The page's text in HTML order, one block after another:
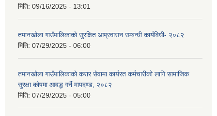
मिति: 09/16/2025 - 13:01
तमानखोला गाउँपालिकाको सुरक्षित आप्रवासन सम्बन्धी कार्यविधी- २०८२
मिति: 07/29/2025 - 06:00
तमानखोला गाउँपालिकाको करार सेवामा कार्यरत कर्मचारीको लागि सामाजिक
सुरक्षा कोषमा आवद्ध गर्ने मापदण्ड, २०८२
मिति: 07/29/2025 - 05:00